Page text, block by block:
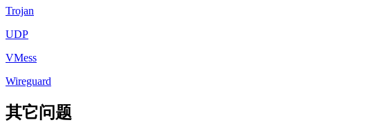
Trojan
UDP
VMess
Wireguard
其它问题